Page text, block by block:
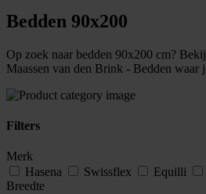
Bedden 90x200
Op zoek naar bedden 90x200 cm?
Maassen van den Brink - Bedden waar
Filters
Merk
Hasena
Swissflex Equilli
Breedte